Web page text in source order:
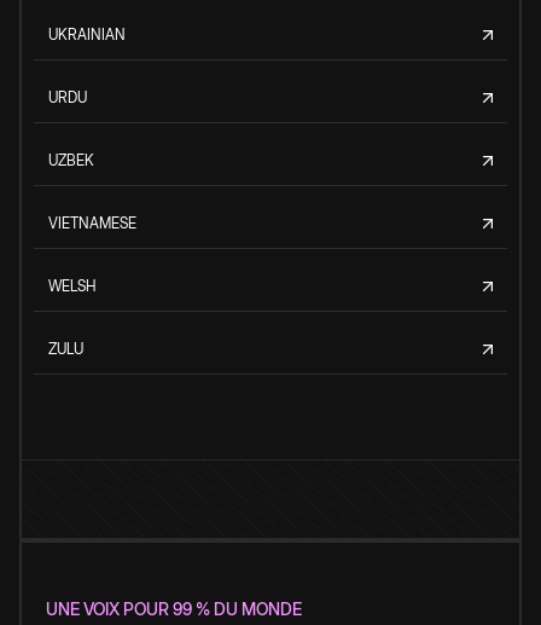
UKRAINIAN
URDU
UZBEK
VIETNAMESE
WELSH
ZULU
UNE VOIX POUR 99 % DU MONDE